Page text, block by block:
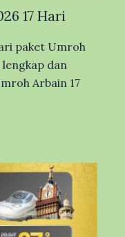
17 Hari
paket Umroh
dan
Arbain 17